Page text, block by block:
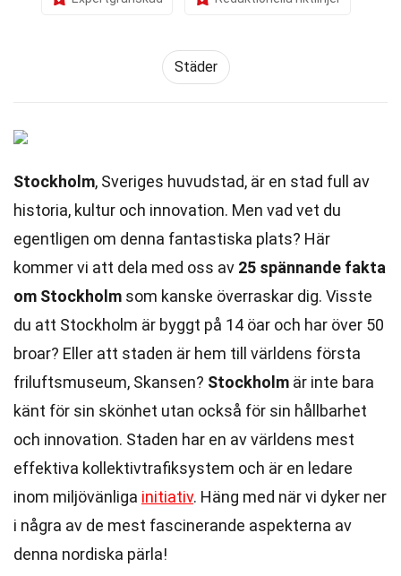
Städer
Stockholm, Sveriges huvudstad, är en stad full av
historia, kultur och innovation. Men vad vet du
egentligen om denna fantastiska plats? Här
kommer vi att dela med oss av 25 spännande fakta
om Stockholm som kanske överraskar dig. Visste
du att Stockholm är byggt på 14 öar och har över 50
broar? Eller att staden är hem till världens första
friluftsmuseum, Skansen? Stockholm är inte bara
känt för sin skönhet utan också för sin hållbarhet
och innovation. Staden har en av världens mest
effektiva kollektivtrafiksystem och är en ledare
inom miljövänliga initiativ. Häng med när vi dyker ner
i några av de mest fascinerande aspekterna av
denna nordiska pärla!